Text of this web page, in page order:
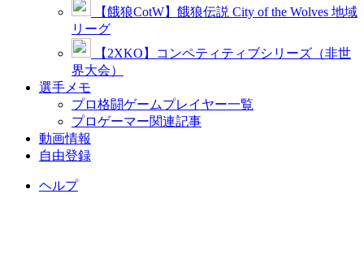
【餓狼CotW】餓狼伝説 City of the Wolves 地域
リーグ
【2XKO】コンペティティブシリーズ（非世
界大会）
選手メモ
プロ格闘ゲームプレイヤー一覧
プロゲーマー関連記事
動画情報
自由登録
ヘルプ